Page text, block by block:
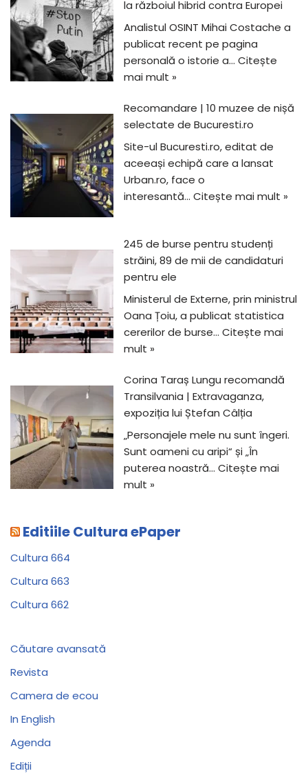
la războiul hibrid contra Europei
Analistul OSINT Mihai Costache a
publicat recent pe pagina
personală o istorie a… Citește
mai mult »
Recomandare | 10 muzee de nișă
selectate de Bucuresti.ro
Site-ul Bucuresti.ro, editat de
aceeași echipă care a lansat
Urban.ro, face o
interesantă… Citește mai mult »
245 de burse pentru studenți
străini, 89 de mii de candidaturi
pentru ele
Ministerul de Externe, prin ministrul
Oana Țoiu, a publicat statistica
cererilor de burse… Citește mai
mult »
Corina Taraș Lungu recomandă
Transilvania | Extravaganza,
expoziția lui Ștefan Câlția
„Personajele mele nu sunt îngeri.
Sunt oameni cu aripi“ și „În
puterea noastră… Citește mai
mult »
Editiile Cultura ePaper
Cultura 664
Cultura 663
Cultura 662
Căutare avansată
Revista
Camera de ecou
In English
Agenda
Ediții